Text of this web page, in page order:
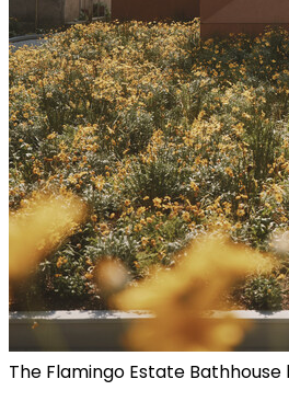
The Flamingo Estate